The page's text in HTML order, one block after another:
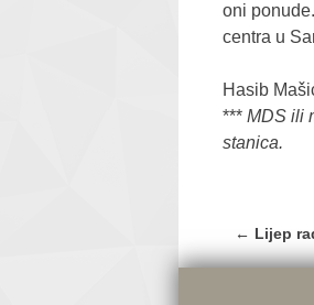
oni
centra u
Hasib
*** MDS ili
stanica.
Post
navigation
← Lijep